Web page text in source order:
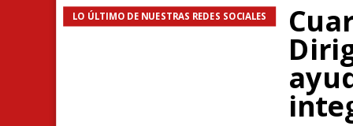
LO ÚLTIMO DE NUESTRAS REDES SOCIALES